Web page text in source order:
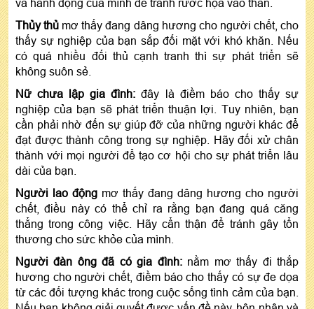
và hành động của mình để tránh rước họa vào thân.
Thủy thủ mơ thấy đang dâng hương cho người chết, cho
thấy sự nghiệp của bạn sắp đối mặt với khó khăn. Nếu
có quá nhiều đối thủ cạnh tranh thì sự phát triển sẽ
không suôn sẻ.
Nữ chưa lập gia đình:đây là điềm báo cho thấy sự
nghiệp của bạn sẽ phát triển thuận lợi. Tuy nhiên, bạn
cần phải nhờ đến sự giúp đỡ của những người khác để
đạt được thành công trong sự nghiệp. Hãy đối xử chân
thành với mọi người để tạo cơ hội cho sự phát triển lâu
dài của bạn.
Người lao động mơ thấy đang dâng hương cho người
chết, điều này có thể chỉ ra rằng bạn đang quá căng
thẳng trong công việc. Hãy cẩn thận để tránh gây tổn
thương cho sức khỏe của mình.
Người đàn ông đã có gia đình:nằm mơ thấy đi thắp
hương cho người chết, điềm báo cho thấy có sự đe dọa
từ các đối tượng khác trong cuộc sống tình cảm của bạn.